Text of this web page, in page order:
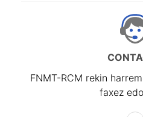
FNMT-RCM rekin
faxez